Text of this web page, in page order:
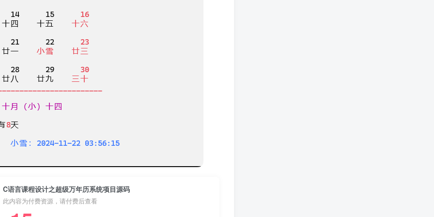
C语言课程设计之超级万年历系统项目源码
此内容为付费资源，请付费后查看